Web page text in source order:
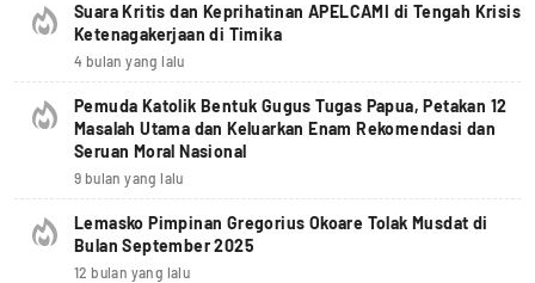
Suara Kritis dan Keprihatinan APELCAMI di Tengah Krisis
Ketenagakerjaan di Timika
4 bulan yang lalu
Pemuda Katolik Bentuk Gugus Tugas Papua, Petakan 12
Masalah Utama dan Keluarkan Enam Rekomendasi dan
Seruan Moral Nasional
9 bulan yang lalu
Lemasko Pimpinan Gregorius Okoare Tolak Musdat di
Bulan September 2025
12 bulan yang lalu